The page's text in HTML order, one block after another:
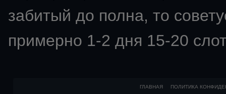
забитый до полна, то
примерно 1-2 дня 15-20
ГЛАВНАЯ ПОЛИТИКА